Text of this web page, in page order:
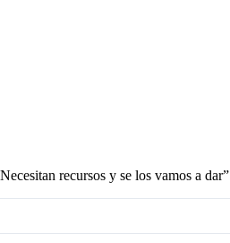
recursos y se los vamos a dar”